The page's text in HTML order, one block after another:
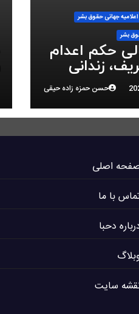
اعلاميه جهانی حقوق بشر
بشر
حکم اعدام
زندانی
را تایید کرد
حسن حمزه زاده حیقی
اصلی
با ما
دحبا
سایت